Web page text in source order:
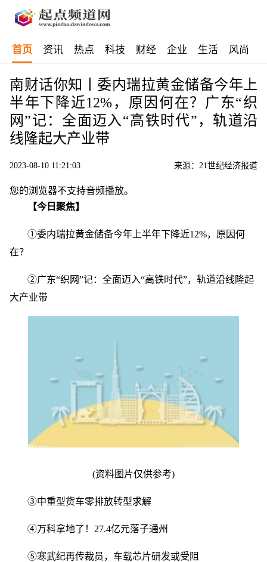
首页 资讯 热点 科技 财经 企业 生活 风尚
南财话你知丨委内瑞拉黄金储备今年上
半年下降近12%，原因何在？广东“织
网”记：全面迈入“高铁时代”，轨道沿
线隆起大产业带
2023-08-10 11:21:03 来源：21世纪经济报道
您的浏览器不支持音频播放。
【今日聚焦】
①委内瑞拉黄金储备今年上半年下降近12%，原因何
在？
②广东“织网”记：全面迈入“高铁时代”，轨道沿线隆起
大产业带
(资料图片仅供参考)
③中重型货车零排放转型求解
④万科拿地了！27.4亿元落子通州
⑤寒武纪再传裁员，车载芯片研发或受阻